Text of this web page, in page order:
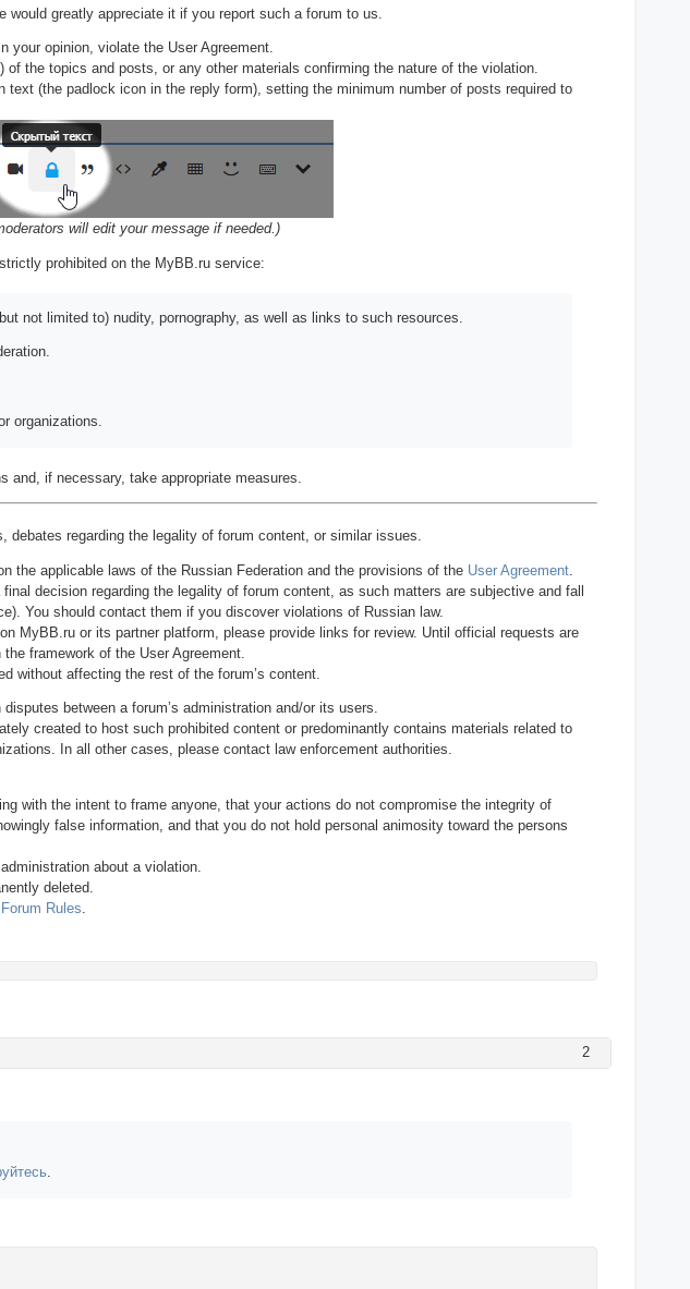
greatly appreciate it if you report such a forum to us.
opinion, violate the User Agreement.
the topics and posts, or any other materials confirming the nature of the violation.
(the padlock icon in the reply form), setting the minimum number of posts required to
will edit your message if needed.)
prohibited on the MyBB.ru service:
not limited to) nudity, pornography, as well as links to such resources.
organizations.
and, if necessary, take appropriate measures.
regarding the legality of forum content, or similar issues.
the applicable laws of the Russian Federation and the provisions of the User Agreement
decision regarding the legality of forum content, as such matters are subjective and fall
You should contact them if you discover violations of Russian law.
MyBB.ru or its partner platform, please provide links for review. Until official requests are
framework of the User Agreement.
without affecting the rest of the forum’s content.
between a forum’s administration and/or its users.
created to host such prohibited content or predominantly contains materials related to
In all other cases, please contact law enforcement authorities.
with the intent to frame anyone, that your actions do not compromise the integrity of
false information, and that you do not hold personal animosity toward the persons
about a violation.
deleted.
Forum Rules.
2